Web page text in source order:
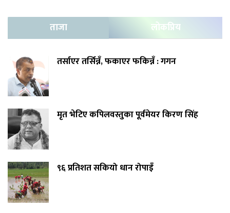
ताजा लोकप्रिय
तर्साएर तर्सिन्नँ, फकाएर फकिन्नँ : गगन
मृत भेटिए कपिलवस्तुका पूर्वमेयर किरण सिंह
९६ प्रतिशत सकियो धान रोपाइँ